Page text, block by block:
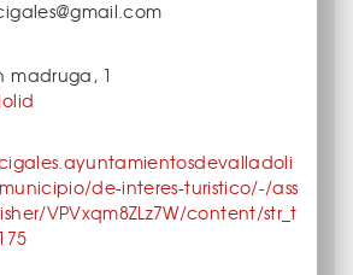
madruga, 1
de-interes-turistico/-/ass
VPVxqm8ZLz7W/content/str_t